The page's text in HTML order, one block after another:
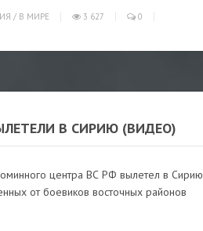
/ В МИРЕ 3 627 0
В СИРИЮ (ВИДЕО)
центра ВС РФ вылетел в Сирию
от боевиков восточных районов